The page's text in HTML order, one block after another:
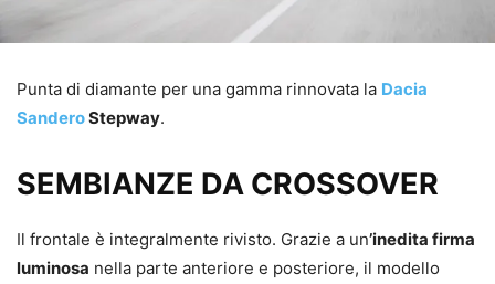
Punta di diamante per una gamma rinnovata la Dacia
SanderoStepway.
SEMBIANZE DA CROSSOVER
Il frontale è integralmente rivisto. Grazie a un’inedita firma
luminosa nella parte anteriore e posteriore, il modello